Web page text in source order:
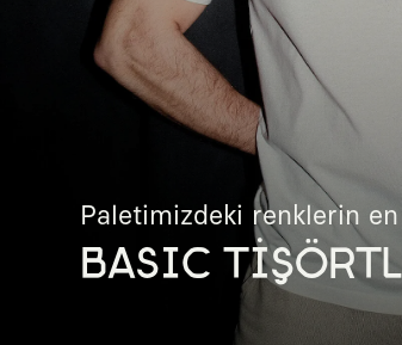
Paletimizdeki renklerin
BASIC